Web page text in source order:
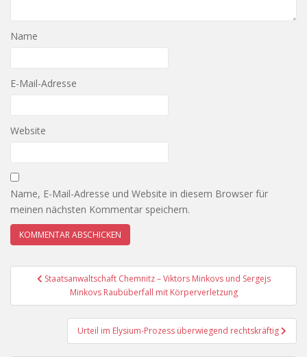
Name
E-Mail-Adresse
Website
Name, E-Mail-Adresse und Website in diesem Browser für
meinen nächsten Kommentar speichern.
Beitragsnavigation
Staatsanwaltschaft Chemnitz – Viktors Minkovs und Sergejs
Minkovs Raubüberfall mit Körperverletzung
Urteil im Elysium-Prozess überwiegend rechtskräftig